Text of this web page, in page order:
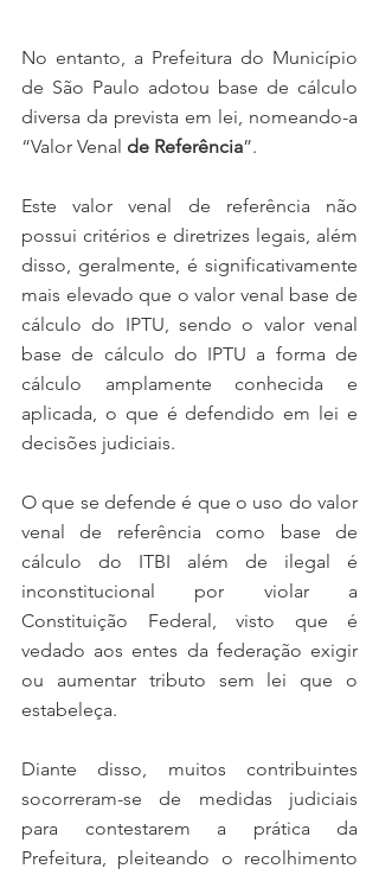
No entanto, a Prefeitura do Município
de São Paulo adotou base de cálculo
diversa da prevista em lei, nomeando-a
“Valor Venal de Referência”.
Este valor venal de referência não
possui critérios e diretrizes legais, além
disso, geralmente, é significativamente
mais elevado que o valor venal base de
cálculo do IPTU, sendo o valor venal
base de cálculo do IPTU a forma de
cálculo amplamente conhecida e
aplicada, o que é defendido em lei e
decisões judiciais.
O que se defende é que o uso do valor
venal de referência como base de
cálculo do ITBI além de ilegal é
inconstitucional por violar a
Constituição Federal, visto que é
vedado aos entes da federação exigir
ou aumentar tributo sem lei que o
estabeleça.
Diante disso, muitos contribuintes
socorreram-se de medidas judiciais
para contestarem a prática da
Prefeitura, pleiteando o recolhimento